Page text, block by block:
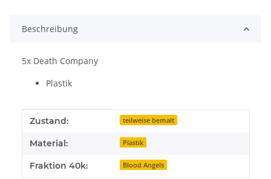
Beschreibung
5x Death Company
Plastik
Produkteigenschaft
Wert
Zustand: teilweise bemalt
Material: Plastik
Fraktion 40k: Blood Angels